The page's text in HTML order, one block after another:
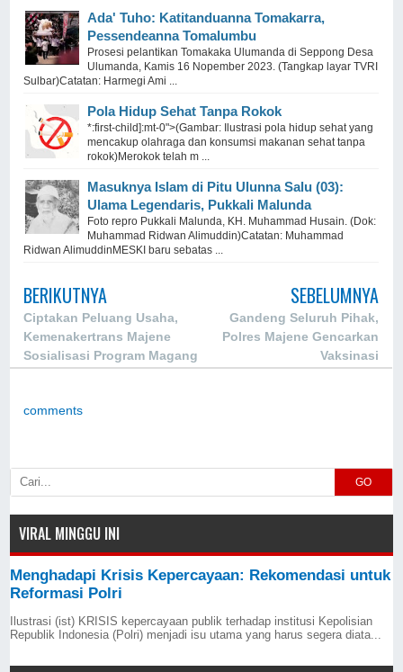
Ada' Tuho: Katitanduanna Tomakarra,
Pessendeanna Tomalumbu
Prosesi pelantikan Tomakaka Ulumanda di Seppong Desa
Ulumanda, Kamis 16 Nopember 2023. (Tangkap layar TVRI
Sulbar)Catatan: Harmegi Ami ...
Pola Hidup Sehat Tanpa Rokok
*:first-child]:mt-0">(Gambar: Ilustrasi pola hidup sehat yang
mencakup olahraga dan konsumsi makanan sehat tanpa
rokok)Merokok telah m ...
Masuknya Islam di Pitu Ulunna Salu (03):
Ulama Legendaris, Pukkali Malunda
Foto repro Pukkali Malunda, KH. Muhammad Husain. (Dok:
Muhammad Ridwan Alimuddin)Catatan: Muhammad
Ridwan AlimuddinMESKI baru sebatas ...
BERIKUTNYA
Ciptakan Peluang Usaha,
Kemenakertrans Majene
Sosialisasi Program Magang
SEBELUMNYA
Gandeng Seluruh Pihak,
Polres Majene Gencarkan
Vaksinasi
comments
GO
VIRAL MINGGU INI
Menghadapi Krisis Kepercayaan: Rekomendasi untuk
Reformasi Polri
Ilustrasi (ist) KRISIS kepercayaan publik terhadap institusi Kepolisian
Republik Indonesia (Polri) menjadi isu utama yang harus segera diata...